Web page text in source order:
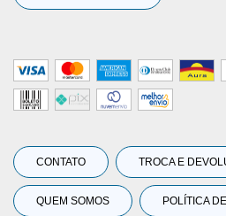
CONTATO TROCA E
QUEM SOMOS POLÍTICA